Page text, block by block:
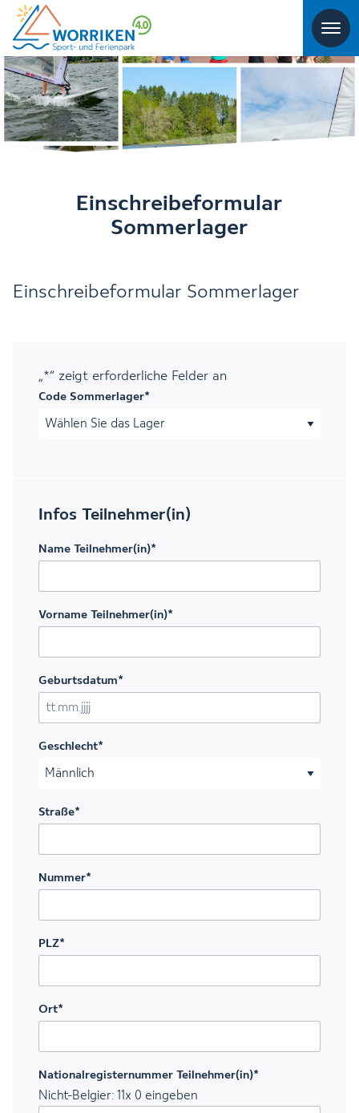
Einschreibeformular
Sommerlager
Einschreibeformular Sommerlager
„*“ zeigt erforderliche Felder an
Code Sommerlager*
Infos Teilnehmer(in)
Name Teilnehmer(in)*
Vorname Teilnehmer(in)*
Geburtsdatum*
TT Punkt MM Punkt JJJJ
Geschlecht*
Straße*
Nummer*
PLZ*
Ort*
Nationalregisternummer Teilnehmer(in)*
Nicht-Belgier: 11x 0 eingeben